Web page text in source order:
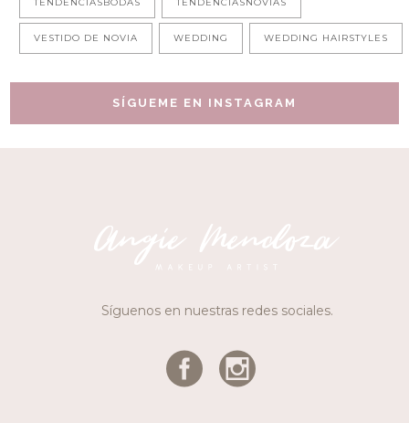
TENDENCIASBODAS TENDENCIASNOVIAS
VESTIDO DE NOVIA WEDDING WEDDING HAIRSTYLES
SÍGUEME EN INSTAGRAM
Síguenos en nuestras redes sociales.